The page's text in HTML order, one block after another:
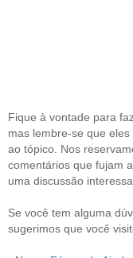
Fique à vontade para
mas lembre-se que
ao tópico. Nos
comentários que fujam
uma discussão
Se você tem alguma
sugerimos que você